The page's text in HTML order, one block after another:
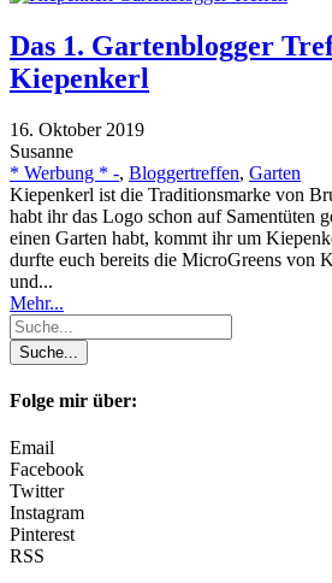
Das 1. Gartenblogger
Kiepenkerl
16. Oktober 2019
Susanne
* Werbung * -, Bloggertreffen, Garten
Kiepenkerl ist die Traditionsmarke von
habt ihr das Logo schon auf Samentüten
einen Garten habt, kommt ihr um
durfte euch bereits die MicroGreens von
und...
Mehr...
Folge mir über:
Email
Facebook
Twitter
Instagram
Pinterest
RSS